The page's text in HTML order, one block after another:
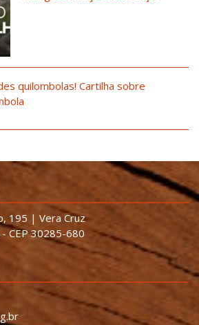
quilombolas! Cartilha sobre
195 | Vera Cruz
CEP 30285-680